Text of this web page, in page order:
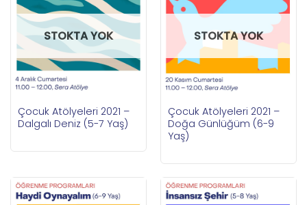
STOKTA YOK
Çocuk Atölyeleri 2021 –
Dalgalı Deniz (5-7 Yaş)
STOKTA YOK
Çocuk Atölyeleri 2021 –
Doğa Günlüğüm (6-9
Yaş)